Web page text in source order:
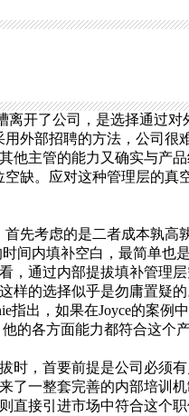
开了公司，是选择通过对
外部招聘的方法，公司很
主管的能力又确实与产
。应对这种管理层的真
考虑的是二者成本孰高孰
内填补空白，最简单也
，通过内部提拔填补管理
样的选择似乎是勿庸置疑的
出，如果在Joyce的案例
的各方面能力都符合这个
，首要前提是公司必须有
了一整套完善的内部培训
直接引进市场中符合这个